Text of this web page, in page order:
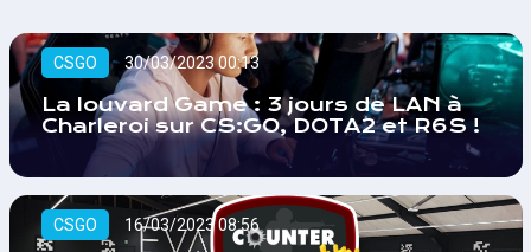
CSGO 30/03/2023 00:13
La louvard Game : 3 jours de LAN à
Charleroi sur CS:GO, DOTA2 et R6S !
CSGO 16/03/2023 08:56